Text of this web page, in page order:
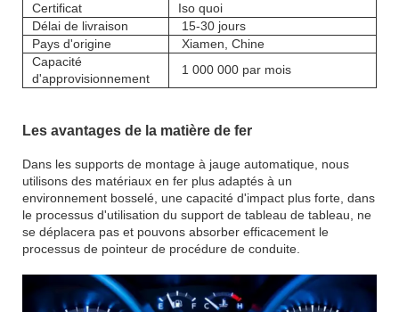
Certificat
Iso quoi
Délai de livraison
15-30 jours
Pays d'origine
Xiamen, Chine
Capacité
d'approvisionnement
1 000 000 par mois
Les avantages de la matière de fer
Dans les supports de montage à jauge automatique, nous
utilisons des matériaux en fer plus adaptés à un
environnement bosselé, une capacité d'impact plus forte, dans
le processus d'utilisation du support de tableau de tableau, ne
se déplacera pas et pouvons absorber efficacement le
processus de pointeur de procédure de conduite.